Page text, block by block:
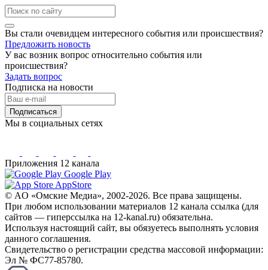
Вы стали очевидцем интересного события или происшествия?
Предложить новость
У вас возник вопрос относительно события или
происшествия?
Задать вопрос
Подписка на новости
Подписаться
Мы в социальных сетях
Приложения 12 канала
Google Play
AppStore
© AO «Омские Медиа», 2002-2026. Все права защищены.
При любом использовании материалов 12 канала ссылка (для
сайтов — гиперссылка на 12-kanal.ru) обязательна.
Используя настоящий сайт, вы обязуетесь выполнять условия
данного соглашения.
Свидетельство о регистрации средства массовой информации:
Эл № ФС77-85780.